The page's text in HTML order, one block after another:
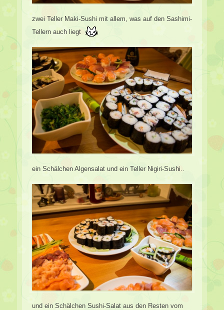
zwei Teller Maki-Sushi mit allem, was auf den Sashimi-
Tellern auch liegt
ein Schälchen Algensalat und ein Teller Nigiri-Sushi..
und ein Schälchen Sushi-Salat aus den Resten vom